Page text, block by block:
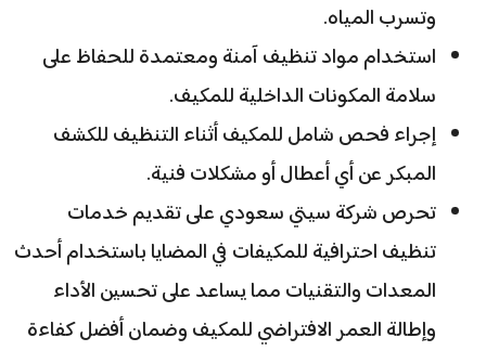
وتسرب المياه.
استخدام مواد تنظيف آمنة ومعتمدة للحفاظ على
سلامة المكونات الداخلية للمكيف.
إجراء فحص شامل للمكيف أثناء التنظيف للكشف
المبكر عن أي أعطال أو مشكلات فنية.
تحرص شركة سيتي سعودي على تقديم خدمات
تنظيف احترافية للمكيفات في المضايا باستخدام أحدث
المعدات والتقنيات مما يساعد على تحسين الأداء
وإطالة العمر الافتراضي للمكيف وضمان أفضل كفاءة